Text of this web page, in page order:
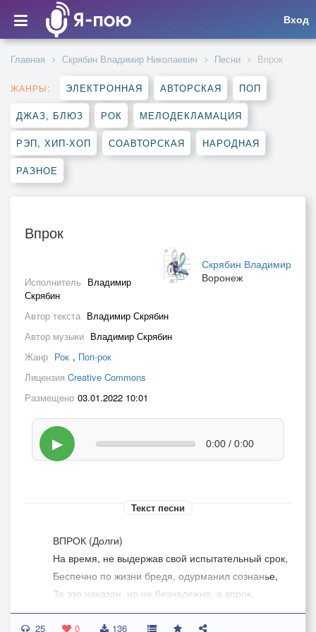
Вход
Главная Скрябин Владимир Николаевич Песни Впрок
ЖАНРЫ: ЭЛЕКТРОННАЯ АВТОРСКАЯ ПОП
ДЖАЗ, БЛЮЗ РОК МЕЛОДЕКЛАМАЦИЯ
РЭП, ХИП-ХОП СОАВТОРСКАЯ НАРОДНАЯ
РАЗНОЕ
Впрок
Скрябин Владимир
Воронеж
Исполнитель Владимир
Скрябин
Автор текста Владимир Скрябин
Автор музыки Владимир Скрябин
Жанр Рок , Поп-рок
Лицензия Creative Commons
Размещено 03.01.2022 10:01
▶ 0:00 / 0:00
Текст песни
ВПРОК (Долги)
На время, не выдержав свой испытательный срок,
Беспечно по жизни бредя, одурманил сознанье,
За это наказан, но не безнадежно, а впрок,
И заново строить пытаюсь свой домик на камне.
Так шел год за годом, висел как бы на волоске,
25 0 136